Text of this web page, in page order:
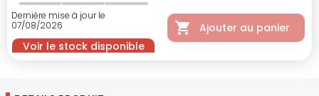
Dernière mise à jour le
07/08/2026
Voir le stock disponible
Ajouter au panier